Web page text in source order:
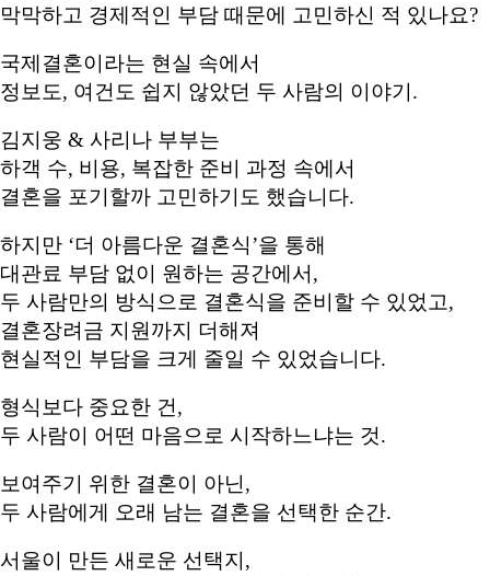
막막하고 경제적인 부담 때문에 고민하신 적 있나요?
국제결혼이라는 현실 속에서
정보도, 여건도 쉽지 않았던 두 사람의 이야기.
김지웅 & 사리나 부부는
하객 수, 비용, 복잡한 준비 과정 속에서
결혼을 포기할까 고민하기도 했습니다.
하지만 ‘더 아름다운 결혼식’을 통해
대관료 부담 없이 원하는 공간에서,
두 사람만의 방식으로 결혼식을 준비할 수 있었고,
결혼장려금 지원까지 더해져
현실적인 부담을 크게 줄일 수 있었습니다.
형식보다 중요한 건,
두 사람이 어떤 마음으로 시작하느냐는 것.
보여주기 위한 결혼이 아닌,
두 사람에게 오래 남는 결혼을 선택한 순간.
서울이 만든 새로운 선택지,